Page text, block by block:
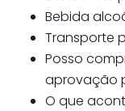
Bebida
Transporte
Posso
aprovação
O que